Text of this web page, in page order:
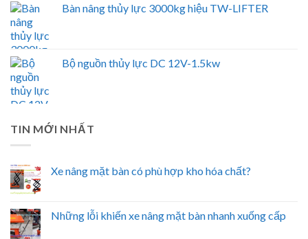
Bàn nâng thủy lực 3000kg hiệu TW-LIFTER
Bộ nguồn thủy lực DC 12V-1.5kw
TIN MỚI NHẤT
Xe nâng mặt bàn có phù hợp kho hóa chất?
Những lỗi khiến xe nâng mặt bàn nhanh xuống cấp